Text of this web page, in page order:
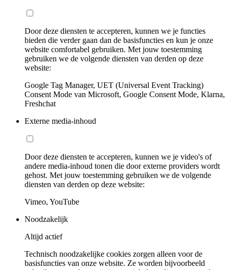
Door deze diensten te accepteren, kunnen we je functies
bieden die verder gaan dan de basisfuncties en kun je onze
website comfortabel gebruiken. Met jouw toestemming
gebruiken we de volgende diensten van derden op deze
website:
Google Tag Manager, UET (Universal Event Tracking)
Consent Mode van Microsoft, Google Consent Mode, Klarna,
Freshchat
Externe media-inhoud
Door deze diensten te accepteren, kunnen we je video's of
andere media-inhoud tonen die door externe providers wordt
gehost. Met jouw toestemming gebruiken we de volgende
diensten van derden op deze website:
Vimeo, YouTube
Noodzakelijk
Altijd actief
Technisch noodzakelijke cookies zorgen alleen voor de
basisfuncties van onze website. Ze worden bijvoorbeeld